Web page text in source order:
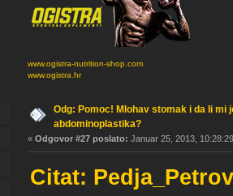
www.ogistra-nutrition-shop.com
www.ogistra.hr
Odg: Pomoc! Mlohav stomak i da li mi
abdominoplastika?
« Odgovor #27 poslato: Januar 25, 2013,
Citat: